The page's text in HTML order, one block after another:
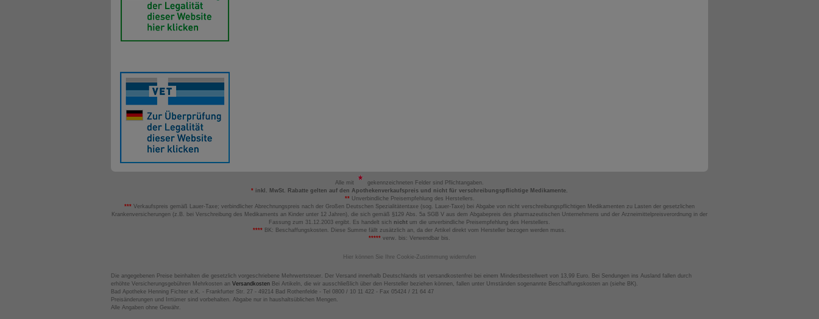
Alle mit
gekennzeichneten Felder sind Pflichtangaben.
* inkl. MwSt. Rabatte gelten auf den Apothekenverkaufspreis und nicht für verschreibungspflichtige Medikamente.
**Unverbindliche Preisempfehlung des Herstellers.
*** Verkaufspreis gemäß Lauer-Taxe; verbindlicher Abrechnungspreis nach der Großen Deutschen Spezialitätentaxe (sog. Lauer-Taxe) bei Abgabe von nicht verschreibungspflichtigen Medikamenten zu Lasten der gesetzlichen
Krankenversicherungen (z.B. bei Verschreibung des Medikaments an Kinder unter 12 Jahren), die sich gemäß §129 Abs. 5a SGB V aus dem Abgabepreis des pharmazeutischen Unternehmens und der Arzneimittelpreisverordnung in der
Fassung zum 31.12.2003 ergibt. Es handelt sich nicht um die unverbindliche Preisempfehlung des Herstellers.
**** BK: Beschaffungskosten. Diese Summe fällt zusätzlich an, da der Artikel direkt vom Hersteller bezogen werden muss.
***** verw. bis: Verwendbar bis.
Hier können Sie Ihre Cookie-Zustimmung widerrufen
Die angegebenen Preise beinhalten die gesetzlich vorgeschriebene Mehrwertsteuer. Der Versand innerhalb Deutschlands ist versandkostenfrei bei einem Mindestbestellwert von 13,99 Euro. Bei Sendungen ins Ausland fallen durch
erhöhte Versicherungsgebühren Mehrkosten an Versandkosten Bei Artikeln, die wir ausschließlich über den Hersteller beziehen können, fallen unter Umständen sogenannte Beschaffungskosten an (siehe BK).
Bad Apotheke Henning Fichter e.K. - Frankfurter Str. 27 - 49214 Bad Rothenfelde - Tel 0800 / 10 11 422 - Fax 05424 / 21 64 47
Preisänderungen und Irrtümer sind vorbehalten. Abgabe nur in haushaltsüblichen Mengen.
Alle Angaben ohne Gewähr.